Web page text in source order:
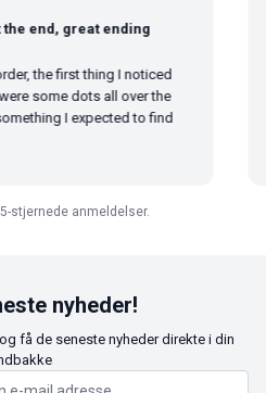
end, great ending
the first thing I noticed
some dots all over the
I expected to find
stjernede anmeldelser.
nyheder!
få de seneste nyheder direkte i din